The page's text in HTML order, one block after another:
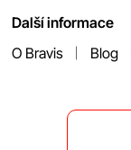
Další informace
O Bravis
Blog